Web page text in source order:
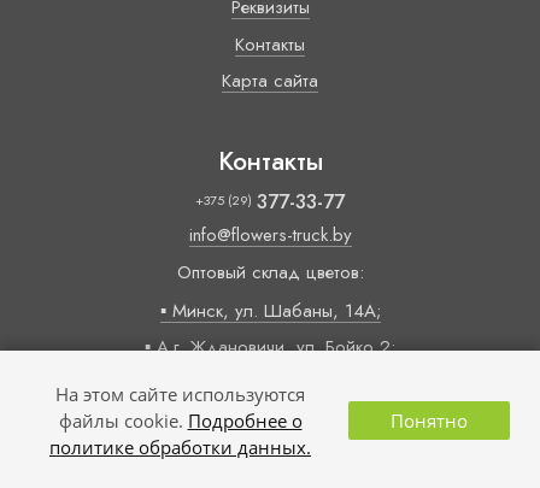
Реквизиты
Контакты
Карта сайта
Контакты
+375 (29) 377-33-77
info@flowers-truck.by
Оптовый склад цветов:
▪ Минск, ул. Шабаны, 14А;
▪ А.г. Ждановичи, ул. Бойко 2;
09:00 — 18:00 (пн-пт)
На этом сайте используются
файлы cookie. Подробнее о
политике обработки данных.
Понятно